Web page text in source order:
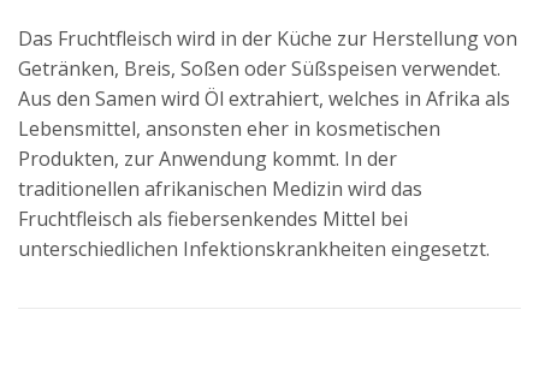
Das Fruchtfleisch wird in der Küche zur Herstellung von
Getränken, Breis, Soßen oder Süßspeisen verwendet.
Aus den Samen wird Öl extrahiert, welches in Afrika als
Lebensmittel, ansonsten eher in kosmetischen
Produkten, zur Anwendung kommt. In der
traditionellen afrikanischen Medizin wird das
Fruchtfleisch als fiebersenkendes Mittel bei
unterschiedlichen Infektionskrankheiten eingesetzt.